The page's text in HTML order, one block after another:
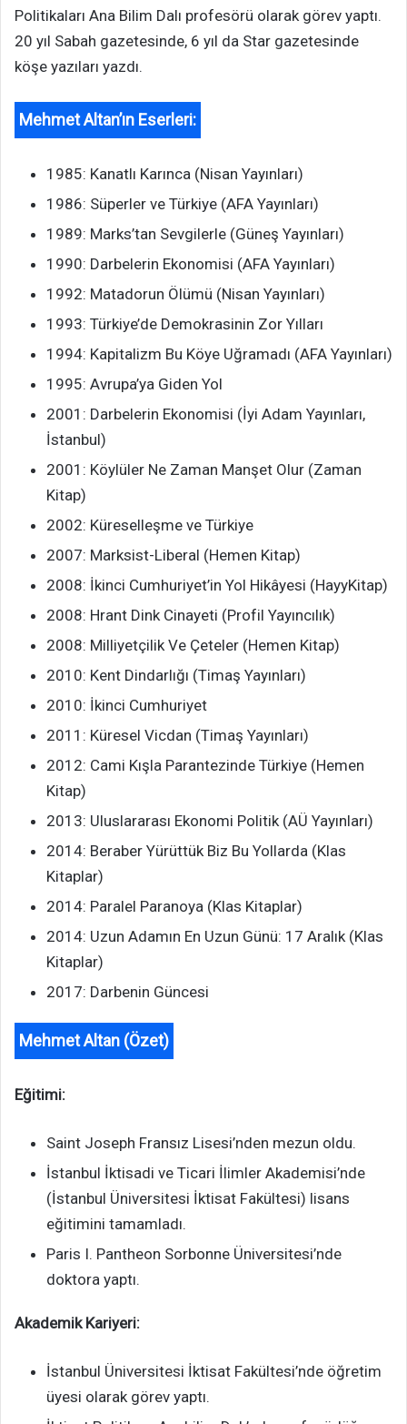
Politikaları Ana Bilim Dalı profesörü olarak görev yaptı.
20 yıl Sabah gazetesinde, 6 yıl da Star gazetesinde
köşe yazıları yazdı.
Mehmet Altan’ın Eserleri:
1985: Kanatlı Karınca (Nisan Yayınları)
1986: Süperler ve Türkiye (AFA Yayınları)
1989: Marks’tan Sevgilerle (Güneş Yayınları)
1990: Darbelerin Ekonomisi (AFA Yayınları)
1992: Matadorun Ölümü (Nisan Yayınları)
1993: Türkiye’de Demokrasinin Zor Yılları
1994: Kapitalizm Bu Köye Uğramadı (AFA Yayınları)
1995: Avrupa’ya Giden Yol
2001: Darbelerin Ekonomisi (İyi Adam Yayınları,
İstanbul)
2001: Köylüler Ne Zaman Manşet Olur (Zaman
Kitap)
2002: Küreselleşme ve Türkiye
2007: Marksist-Liberal (Hemen Kitap)
2008: İkinci Cumhuriyet’in Yol Hikâyesi (HayyKitap)
2008: Hrant Dink Cinayeti (Profil Yayıncılık)
2008: Milliyetçilik Ve Çeteler (Hemen Kitap)
2010: Kent Dindarlığı (Timaş Yayınları)
2010: İkinci Cumhuriyet
2011: Küresel Vicdan (Timaş Yayınları)
2012: Cami Kışla Parantezinde Türkiye (Hemen
Kitap)
2013: Uluslararası Ekonomi Politik (AÜ Yayınları)
2014: Beraber Yürüttük Biz Bu Yollarda (Klas
Kitaplar)
2014: Paralel Paranoya (Klas Kitaplar)
2014: Uzun Adamın En Uzun Günü: 17 Aralık (Klas
Kitaplar)
2017: Darbenin Güncesi
Mehmet Altan (Özet)
Eğitimi:
Saint Joseph Fransız Lisesi’nden mezun oldu.
İstanbul İktisadi ve Ticari İlimler Akademisi’nde
(İstanbul Üniversitesi İktisat Fakültesi) lisans
eğitimini tamamladı.
Paris I. Pantheon Sorbonne Üniversitesi’nde
doktora yaptı.
Akademik Kariyeri:
İstanbul Üniversitesi İktisat Fakültesi’nde öğretim
üyesi olarak görev yaptı.